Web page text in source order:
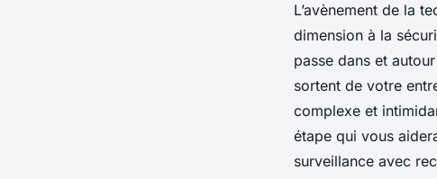
L’avènement de la
dimension à la
passe dans et
sortent de votre
complexe et
étape qui vous
surveillance avec